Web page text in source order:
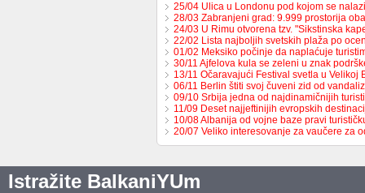
25/04 Ulica u Londonu pod kojom se
28/03 Zabranjeni grad: 9.999 prostorija
24/03 U Rimu otvorena tzv. "Sikstinska
22/02 Lista najboljih svetskih plaža po
01/02 Meksiko počinje da naplaćuje
30/11 Ajfelova kula se zeleni u znak
13/11 Očaravajući Festival svetla u Velikoj
06/11 Berlin štiti svoj čuveni zid od
09/10 Srbija jedna od najdinamičnijih
11/09 Deset najjeftinijih evropskih
10/08 Albanija od vojne baze pravi
20/07 Veliko interesovanje za vaučere za
Istražite BalkaniYUm